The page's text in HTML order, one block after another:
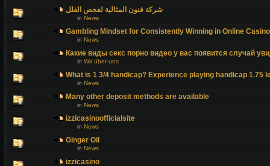
شركة فنون المثالية لفحص الفلل
in News
Gambling Mindset for Consistently Winning in Online
in News
Какие виды секс порно видео у вас появится случай
in Wir über uns
What is 1 3/4 handicap? Experience playing handicap 1.75
in News
Many other deposit methods are available
in News
izzicasinoofficialsite
in News
Ginger Oil
in News
izzicasino